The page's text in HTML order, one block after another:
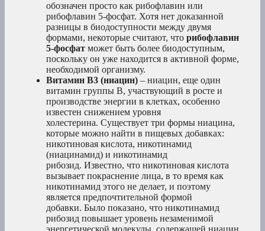
обозначен просто как рибофлавин или
рибофлавин 5-фосфат. Хотя нет доказанной
разницы в биодоступности между двумя
формами, некоторые считают, что рибофлавин
5-фосфат может быть более биодоступным,
поскольку он уже находится в активной форме,
необходимой организму.
Витамин В3 (ниацин) – ниацин, еще один
витамин группы В, участвующий в росте и
производстве энергии в клетках, особенно
известен снижением уровня
холестерина. Существует три формы ниацина,
которые можно найти в пищевых добавках:
никотиновая кислота, никотинамид
(ниацинамид) и никотинамид
рибозид. Известно, что никотиновая кислота
вызывает покраснение лица, в то время как
никотинамид этого не делает, и поэтому
является предпочтительной формой
добавки. Было показано, что никотинамид
рибозид повышает уровень незаменимой